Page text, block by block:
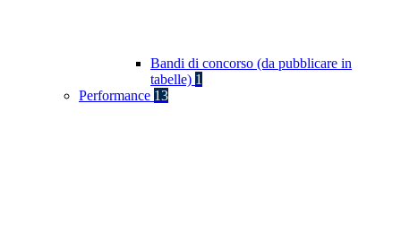
Bandi di concorso (da pubblicare in
tabelle) 1
Performance 13